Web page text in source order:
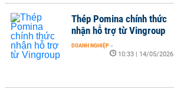
Thép Pomina chính thức
nhận hỗ trợ từ Vingroup
DOANH NGHIỆP -
10:33 | 14/05/2026